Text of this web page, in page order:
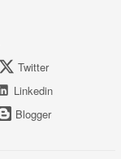
Twitter
Linkedin
Blogger